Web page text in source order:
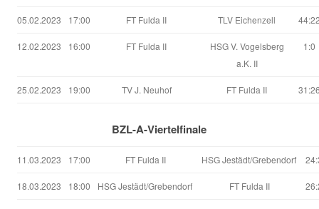
05.02.2023 17:00 FT Fulda II TLV Eichenzell
12.02.2023 16:00 FT Fulda II
HSG V. Vogelsberg
a.K. II
1:0
25.02.2023 19:00 TV J. Neuhof FT Fulda II
BZL-A-Viertelfinale
11.03.2023 17:00 FT Fulda II HSG Jestädt/Grebendorf
18.03.2023 18:00 HSG Jestädt/Grebendorf FT Fulda II